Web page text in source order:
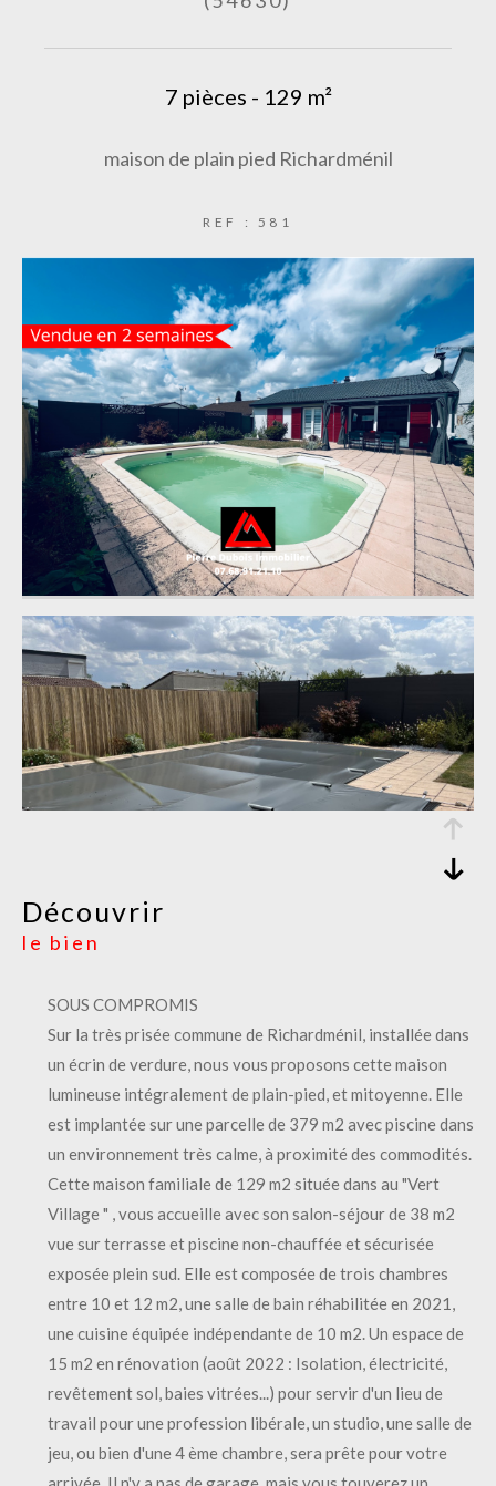
7 pièces - 129 m²
maison de plain pied Richardménil
REF : 581
découvrir
le bien
SOUS COMPROMIS
Sur la très prisée commune de Richardménil, installée dans
un écrin de verdure, nous vous proposons cette maison
lumineuse intégralement de plain-pied, et mitoyenne. Elle
est implantée sur une parcelle de 379 m2 avec piscine dans
un environnement très calme, à proximité des commodités.
Cette maison familiale de 129 m2 située dans au "Vert
Village " , vous accueille avec son salon-séjour de 38 m2
vue sur terrasse et piscine non-chauffée et sécurisée
exposée plein sud. Elle est composée de trois chambres
entre 10 et 12 m2, une salle de bain réhabilitée en 2021,
une cuisine équipée indépendante de 10 m2. Un espace de
15 m2 en rénovation (août 2022 : Isolation, électricité,
revêtement sol, baies vitrées...) pour servir d'un lieu de
travail pour une profession libérale, un studio, une salle de
jeu, ou bien d'une 4 ème chambre, sera prête pour votre